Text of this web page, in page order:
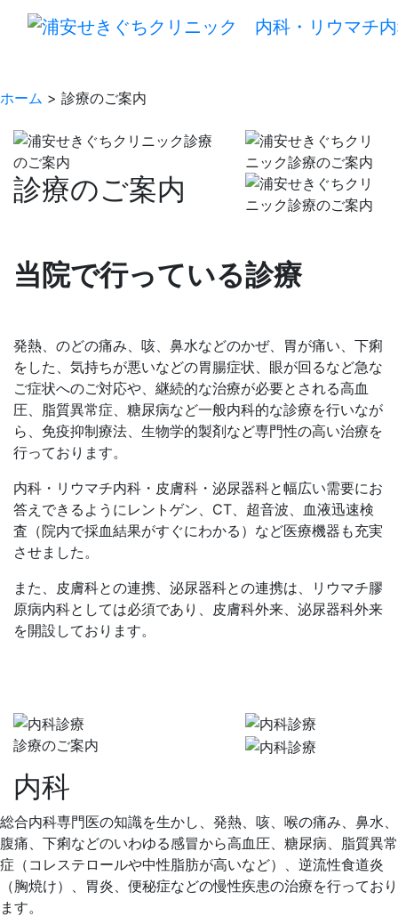
ホーム > 診療のご案内
診療のご案内
当院で行っている診療
発熱、のどの痛み、咳、鼻水などのかぜ、胃が痛い、下痢
をした、気持ちが悪いなどの胃腸症状、眼が回るなど急な
ご症状へのご対応や、継続的な治療が必要とされる高血
圧、脂質異常症、糖尿病など一般内科的な診療を行いなが
ら、免疫抑制療法、生物学的製剤など専門性の高い治療を
行っております。
内科・リウマチ内科・皮膚科・泌尿器科と幅広い需要にお
答えできるようにレントゲン、CT、超音波、血液迅速検
査（院内で採血結果がすぐにわかる）など医療機器も充実
させました。
また、皮膚科との連携、泌尿器科との連携は、リウマチ膠
原病内科としては必須であり、皮膚科外来、泌尿器科外来
を開設しております。
診療のご案内
内科
総合内科専門医の知識を生かし、発熱、咳、喉の痛み、鼻水、
腹痛、下痢などのいわゆる感冒から高血圧、糖尿病、脂質異常
症（コレステロールや中性脂肪が高いなど）、逆流性食道炎
（胸焼け）、胃炎、便秘症などの慢性疾患の治療を行っており
ます。